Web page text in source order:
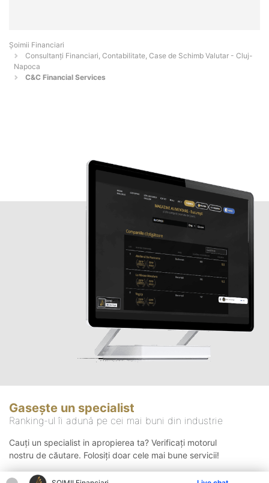
Șoimii Financiari
Consultanți Financiari, Contabilitate, Case de Schimb Valutar - Cluj-
Napoca
C&C Financial Services
Gasește un specialist
Ranking-ul îi adună pe cei mai buni din industrie
Cauți un specialist in apropierea ta? Verificați motorul
nostru de căutare. Folosiți doar cele mai bune servicii!